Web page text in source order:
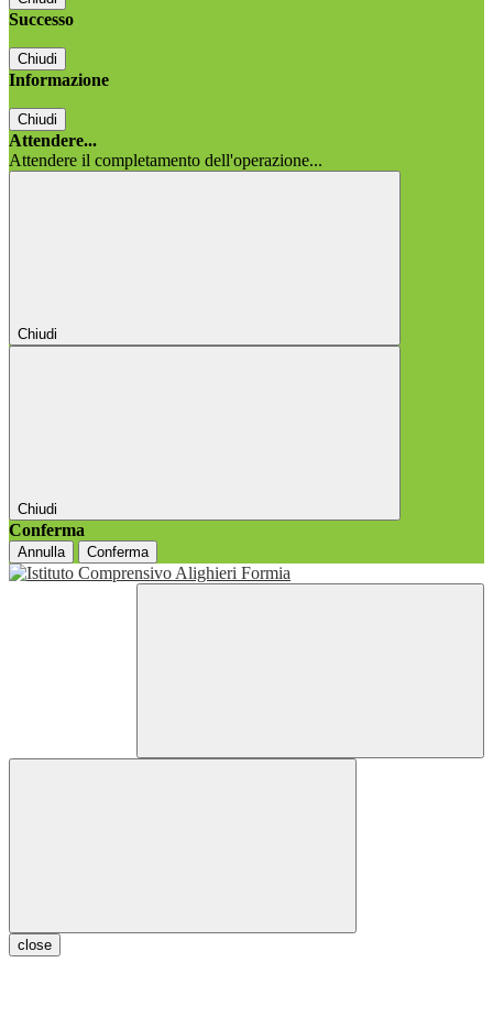
Successo
Chiudi
Informazione
Chiudi
Attendere...
Attendere il completamento dell'operazione...
Chiudi
Chiudi
Conferma
Annulla Conferma
close